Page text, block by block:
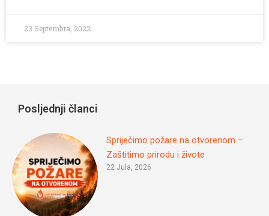
23 Septembra, 2022
Posljednji članci
Spriječimo požare na otvorenom –
Zaštitimo prirodu i živote
22 Jula, 2026